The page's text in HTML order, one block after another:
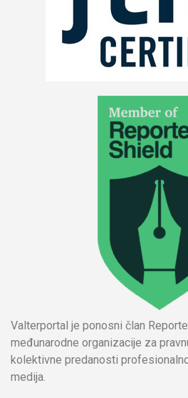
Valterportal je ponosni član
međunarodne organizacije za
kolektivne predanosti
medija.